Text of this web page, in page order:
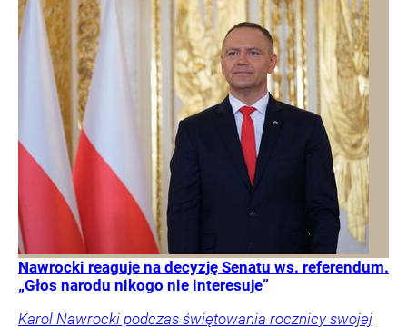
Nawrocki reaguje na decyzję Senatu ws. referendum.
„Głos narodu nikogo nie interesuje”
Karol Nawrocki podczas świętowania rocznicy swojej